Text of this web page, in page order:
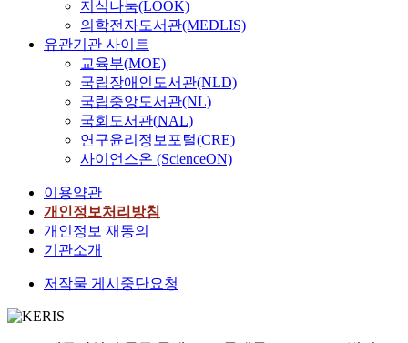
지식나눔(LOOK)
의학전자도서관(MEDLIS)
유관기관 사이트
교육부(MOE)
국립장애인도서관(NLD)
국립중앙도서관(NL)
국회도서관(NAL)
연구윤리정보포털(CRE)
사이언스온 (ScienceON)
이용약관
개인정보처리방침
개인정보 재동의
기관소개
저작물 게시중단요청